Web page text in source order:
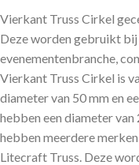
Vierkant Truss Cirkel
Deze worden gebruikt bij
evenementenbranche,
Vierkant Truss Cirkel is
diameter van 50 mm en
hebben een diameter van
hebben meerdere
Litecraft Truss. Deze